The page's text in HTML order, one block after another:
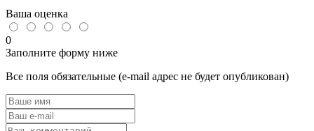
Суприм
18х6х3,8мм
//
БИБЕР
Ваша оценка
0
Заполните форму ниже
Все поля обязательные (e-mail адрес не будет опубликован)